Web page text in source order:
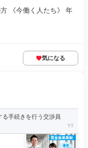
《今働く人たち》 年
気になる
る手続きを行う交渉員